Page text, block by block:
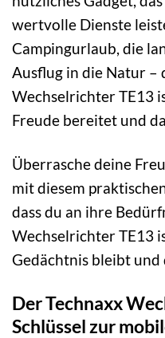
wertvolle Dienste
Campingurlaub, die
Ausflug in die Natur –
Wechselrichter TE13
Freude bereitet und
Überrasche deine
mit diesem
dass du an ihre
Wechselrichter TE13
Gedächtnis bleibt und
Der Technaxx
Schlüssel zur